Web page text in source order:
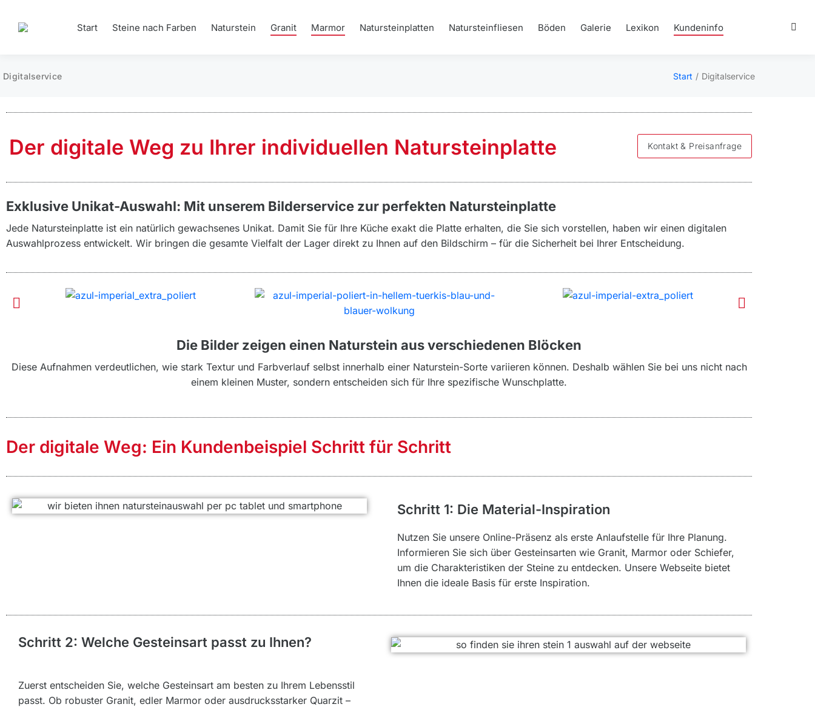
Start Steine nach Farben Naturstein Granit Marmor Natursteinplatten Natursteinfliesen Böden Galerie Lexikon Kundeninfo
Digitalservice
Sie befinden sich
Start Digitalservice
Der digitale Weg zu Ihrer individuellen Natursteinplatte Kontakt & Preisanfrage
Exklusive Unikat-Auswahl: Mit unserem Bilderservice zur perfekten Natursteinplatte
Jede Natursteinplatte ist ein natürlich gewachsenes Unikat. Damit Sie für Ihre Küche exakt die Platte erhalten, die Sie sich vorstellen, haben wir einen digitalen
Auswahlprozess entwickelt. Wir bringen die gesamte Vielfalt der Lager direkt zu Ihnen auf den Bildschirm – für die Sicherheit bei Ihrer Entscheidung.
Die Bilder zeigen einen Naturstein aus verschiedenen Blöcken
Diese Aufnahmen verdeutlichen, wie stark Textur und Farbverlauf selbst innerhalb einer Naturstein-Sorte variieren können. Deshalb wählen Sie bei uns nicht nach
einem kleinen Muster, sondern entscheiden sich für Ihre spezifische Wunschplatte.
Der digitale Weg: Ein Kundenbeispiel Schritt für Schritt
Schritt 1: Die Material-Inspiration
Nutzen Sie unsere Online-Präsenz als erste Anlaufstelle für Ihre Planung.
Informieren Sie sich über Gesteinsarten wie Granit, Marmor oder Schiefer,
um die Charakteristiken der Steine zu entdecken. Unsere Webseite bietet
Ihnen die ideale Basis für erste Inspiration.
Schritt 2: Welche Gesteinsart passt zu Ihnen?
Zuerst entscheiden Sie, welche Gesteinsart am besten zu Ihrem Lebensstil
passt. Ob robuster Granit, edler Marmor oder ausdrucksstarker Quarzit –